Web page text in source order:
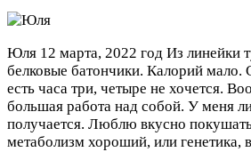
Юля 12 марта, 2022 год Из линейки
белковые батончики. Калорий
есть часа три, четыре не хочется.
большая работа над собой. У меня
получается. Люблю вкусно
метаболизм хороший, или генетика,